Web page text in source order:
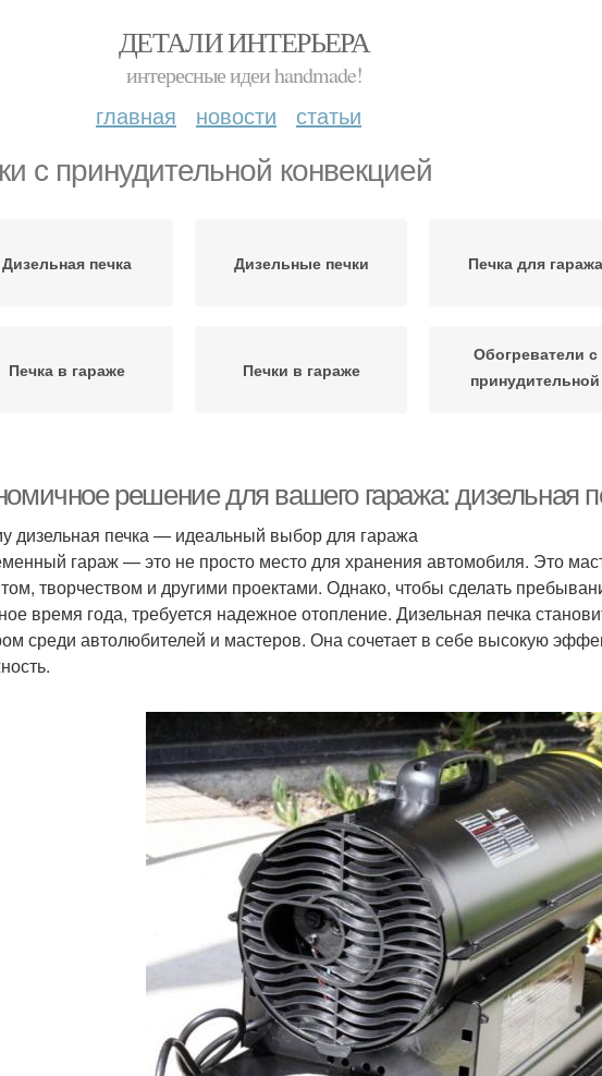
ДЕТАЛИ ИНТЕРЬЕРА
интересные идеи handmade!
главная новости статьи
с принудительной конвекцией
Дизельная печка Дизельные печки Печка для гаража
Печка в гараже Печки в гараже
Обогреватели с
принудительной
решение для вашего гаража: дизельная
дизельная печка — идеальный выбор для гаража
гараж — это не просто место для хранения автомобиля. Это
творчеством и другими проектами. Однако, чтобы сделать
время года, требуется надежное отопление. Дизельная печка
среди автолюбителей и мастеров. Она сочетает в себе высокую